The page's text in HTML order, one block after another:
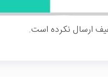
ارسال نکرده است.